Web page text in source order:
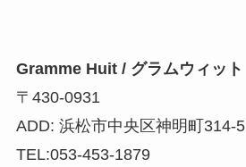
Gramme Huit / グラムウィット
〒430-0931
ADD: 浜松市中央区神明町314-5
TEL:053-453-1879